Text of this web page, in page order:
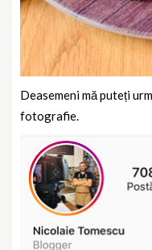
Deasemeni mă puteți
fotografie.